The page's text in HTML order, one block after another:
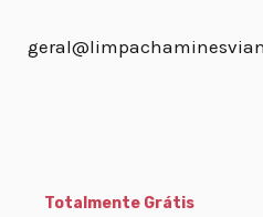
Totalmente Grátis